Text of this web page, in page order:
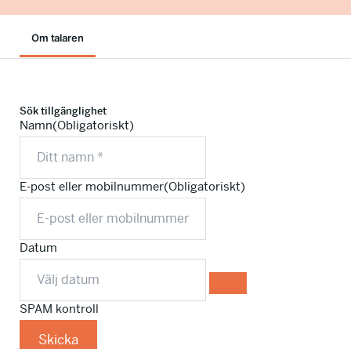
Om talaren
Sök tillgänglighet
Namn(Obligatoriskt)
E-post eller mobilnummer(Obligatoriskt)
Datum
SPAM kontroll
Skicka